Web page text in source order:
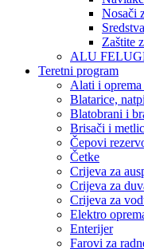
Nosači
Zaštite
ALU
Teretni program
Alati i oprema
Blatarice,
Blatobrani i
Brisači i
Čepovi
Četke
Crijeva za
Crijeva za
Crijeva za
Elektro
Enterijer
Farovi za